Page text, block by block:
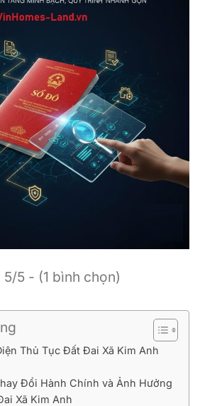
5/5 - (1 bình chọn)
Thủ Tục Đất Đai Xã Kim Anh
Đổi Hành Chính và Ảnh Hưởng
Xã Kim Anh